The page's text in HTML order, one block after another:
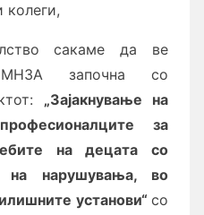
колеги,
сакаме да ве
започна со
„Зајакнување на
за
на децата со
на нарушувања, во
установи“ со